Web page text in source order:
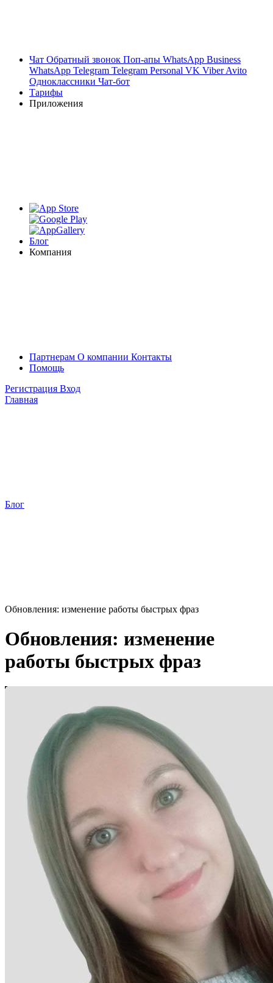
Чат Обратный звонок Поп-апы WhatsApp Business
WhatsApp Telegram Telegram Personal VK ViberAvito
Одноклассники Чат-бот
Тарифы
Приложения
Блог
Компания
Партнерам О компании Контакты
Помощь
Регистрация Вход
Главная
Блог
Обновления: изменение работы быстрых фраз
Обновления: изменение
работы быстрых фраз